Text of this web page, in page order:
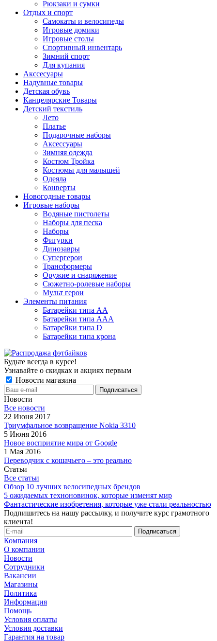
Рюкзаки и сумки
Отдых и спорт
Самокаты и велосипеды
Игровые домики
Игровые столы
Спортивный инвентарь
Зимний спорт
Для купания
Акссесуары
Надувные товары
Детская обувь
Канцелярские Товары
Детский текстиль
Лето
Платье
Подарочные наборы
Аксессуары
Зимняя одежда
Костюм Тройка
Костюмы для малышей
Одеяла
Конверты
Новогодные товары
Игровые наборы
Водяные пистолеты
Наборы для песка
Наборы
Фигурки
Динозавры
Супергерои
Трансформеры
Оружие и снаряжение
Сюжетно-ролевые наборы
Мульт герои
Элементы питания
Батарейки типа АА
Батарейки типа ААА
Батарейки типа D
Батарейки типа крона
Будьте всегда в курсе!
Узнавайте о скидках и акциях первым
Новости магазина
Новости
Все новости
22 Июня 2017
Триумфальное возвращение Nokia 3310
5 Июня 2016
Новое восприятие мира от Google
1 Мая 2016
Переводчик с кошачьего – это реально
Статьи
Все статьи
Обзор 10 лучших велосипедных брендов
5 ожидаемых техноновинок, которые изменят мир
Фантастические изобретения, которые уже стали реальностью
Подпишитесь на нашу рассылку, и получите курс грамотного
клиента!
Компания
О компании
Новости
Сотрудники
Вакансии
Магазины
Политика
Информация
Помощь
Условия оплаты
Условия доставки
Гарантия на товар